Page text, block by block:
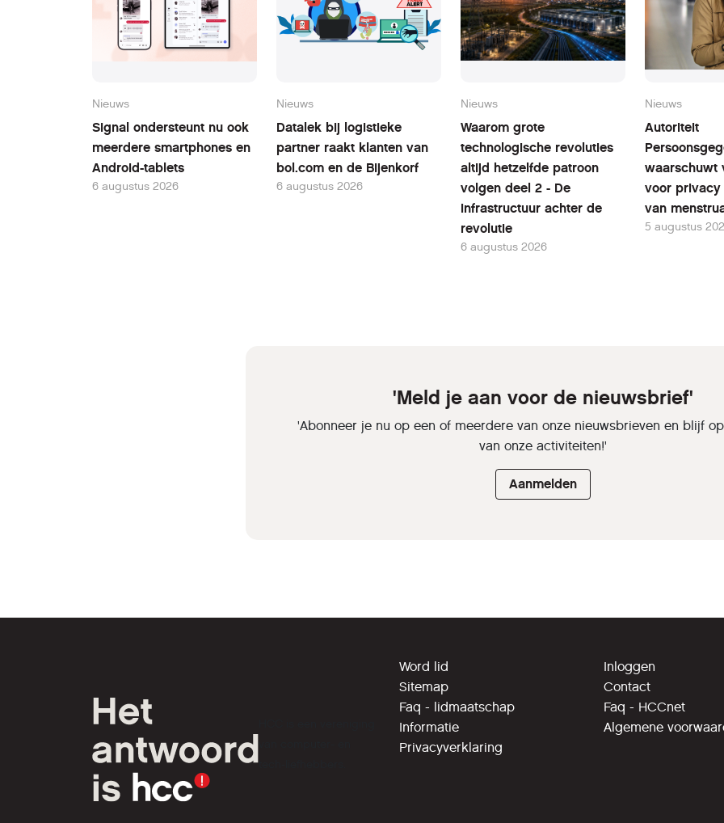
Nieuws
Signal ondersteunt nu ook
meerdere smartphones en
Android-tablets
6 augustus 2026
Nieuws
Datalek bij logistieke
partner raakt klanten van
bol.com en de Bijenkorf
6 augustus 2026
Nieuws
Waarom grote
technologische revoluties
altijd hetzelfde patroon
volgen deel 2 - De
infrastructuur achter de
revolutie
6 augustus 2026
Nieuws
Autoriteit
waarschuwt
voor
van
5 augustus
'Meld je aan voor de nieuwsbrief'
'Abonneer je nu op een of meerdere van onze nieuwsbrieven en blijf
van onze activiteiten!'
Aanmelden
tech-liefhebbers.
Word lid
Sitemap
Faq - lidmaatschap
Informatie
Privacyverklaring
Inloggen
Contact
Faq - HCCnet
Algemene